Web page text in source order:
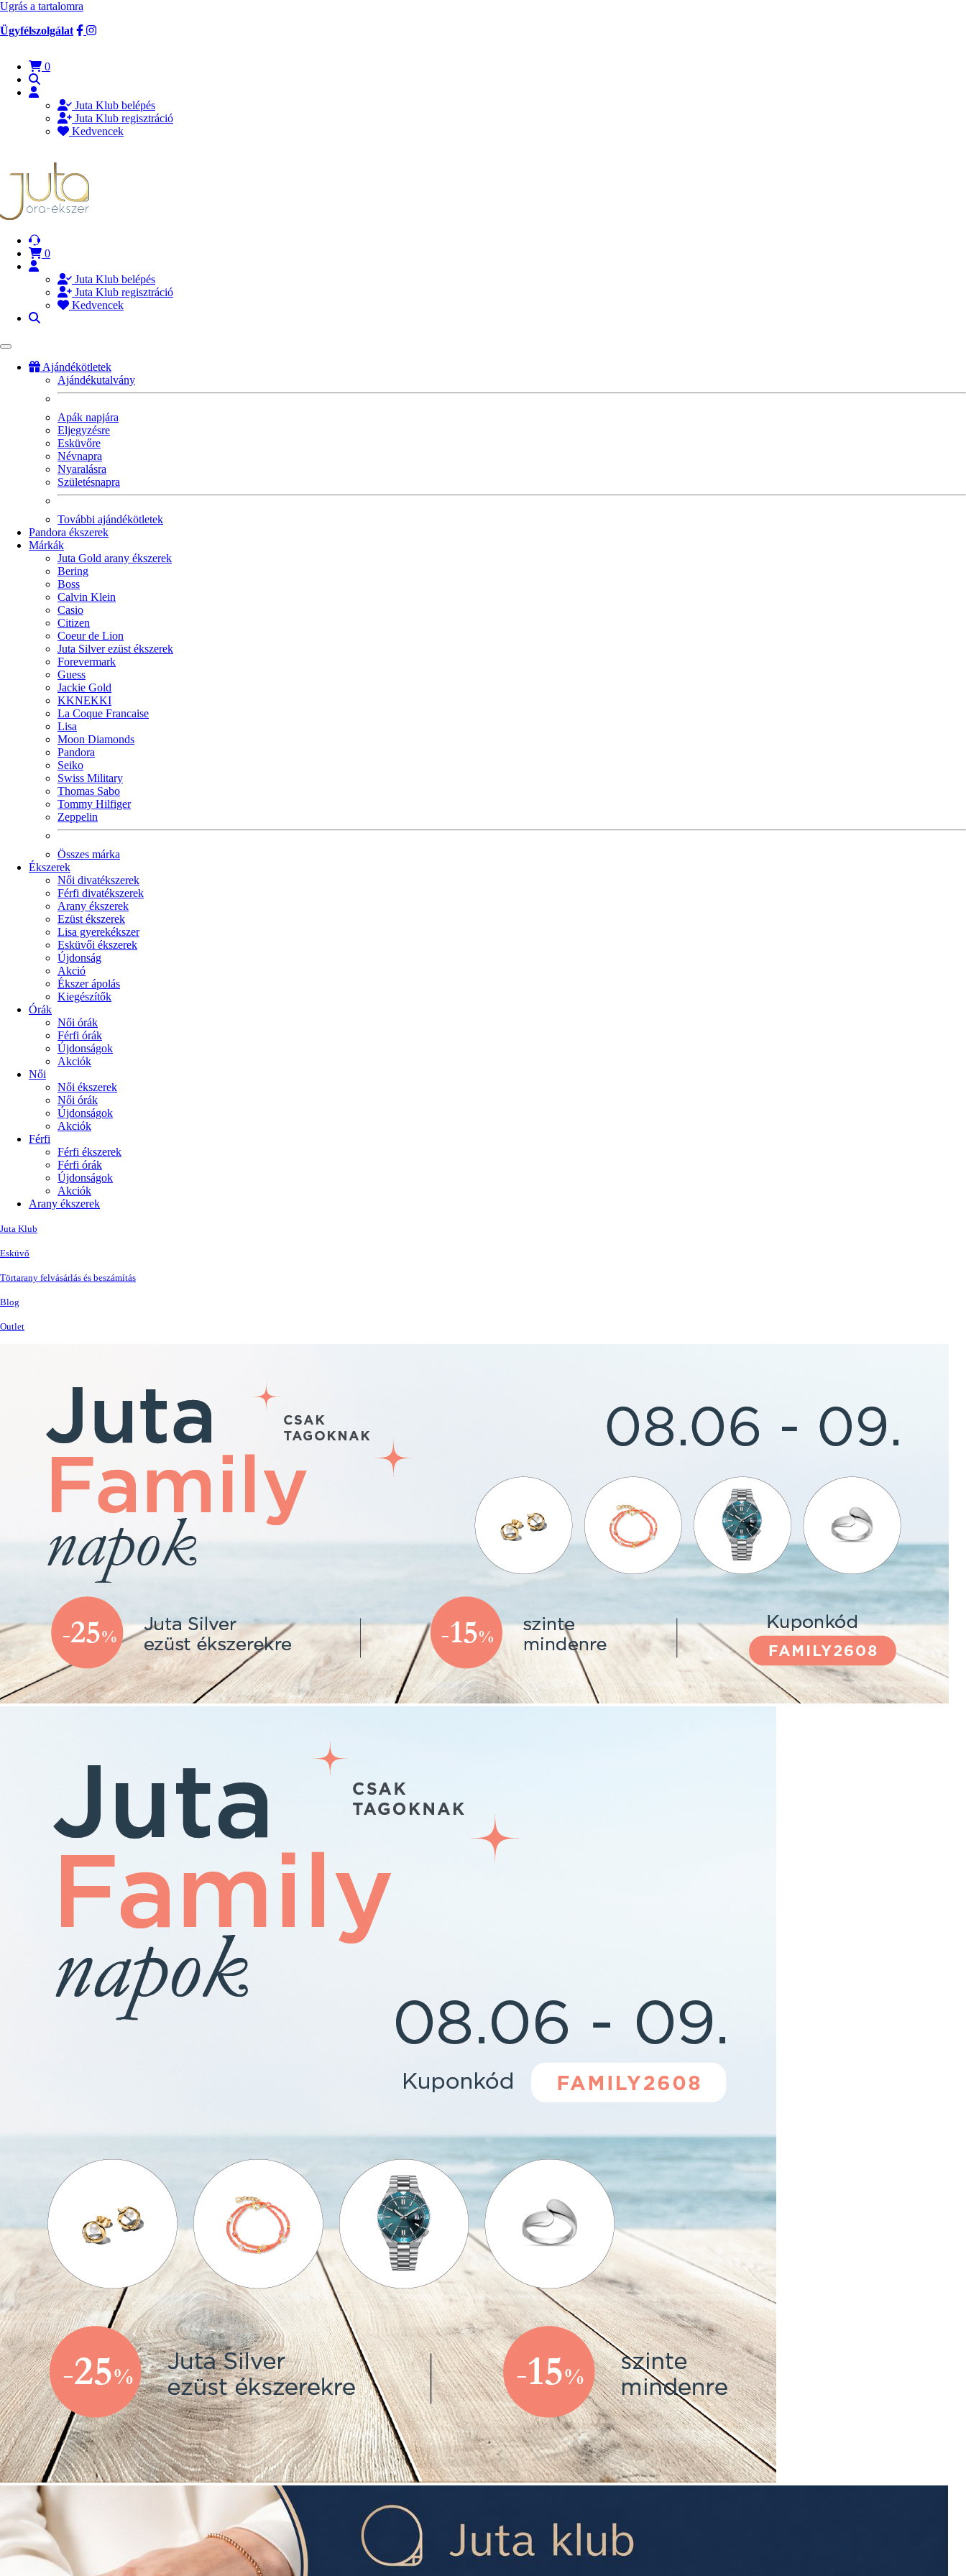
Ugrás a tartalomra
Ügyfélszolgálat
0
Juta Klub belépés
Juta Klub regisztráció
Kedvencek
0
Juta Klub belépés
Juta Klub regisztráció
Kedvencek
Ajándékötletek
Ajándékutalvány
Apák napjára
Eljegyzésre
Esküvőre
Névnapra
Nyaralásra
Születésnapra
További ajándékötletek
Pandora ékszerek
Márkák
Juta Gold arany ékszerek
Bering
Boss
Calvin Klein
Casio
Citizen
Coeur de Lion
Juta Silver ezüst ékszerek
Forevermark
Guess
Jackie Gold
KKNEKKI
La Coque Francaise
Lisa
Moon Diamonds
Pandora
Seiko
Swiss Military
Thomas Sabo
Tommy Hilfiger
Zeppelin
Összes márka
Ékszerek
Női divatékszerek
Férfi divatékszerek
Arany ékszerek
Ezüst ékszerek
Lisa gyerekékszer
Esküvői ékszerek
Újdonság
Akció
Ékszer ápolás
Kiegészítők
Órák
Női órák
Férfi órák
Újdonságok
Akciók
Női
Női ékszerek
Női órák
Újdonságok
Akciók
Férfi
Férfi ékszerek
Férfi órák
Újdonságok
Akciók
Arany ékszerek
Juta Klub
Esküvő
Törtarany felvásárlás és beszámítás
Blog
Outlet